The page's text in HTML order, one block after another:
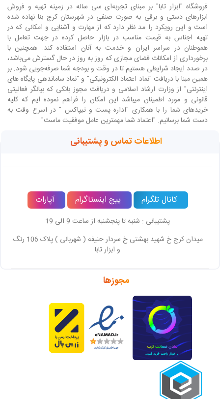
فروشگاه "ابزار تابا"بر مبنای تجربه‌ای سی ساله در زمینه تهیه و فروش
ابزارهای دستی و برقی به صورت صنفی در شهرستان کرج بنا نهاده شده
است و این رویکرد را مد نظر دارد که از مهارت و آشنایی و امکانی که در
تهیه اجناس به قیمت مناسب در بازار حاصل کرده در جهت تعامل با
هموطنان در سراسر ایران و خدمت به آنان استفاده کند. همچنین با
برخورداری از امکانات فضای مجازی که روز به روز در حال گسترش می‌باشد،
در صدد ایجاد شرایطی هستیم تا در وقت و بودجه شما صرفه‌جویی شود. بر
همین مبنا با دریافت "نماد اعتماد الکترونیکی" و "نماد ساماندهی پایگاه های
اینترنتی" از وزارت ارشاد اسلامی و دریافت مجوز بانکی که بیانگر فعالیتی
قانونی و مورد اطمینان میباشد این امکان را فراهم نموده ایم که کلیه
خریدهای شما را با همکاری "اداره پست و تیپاکس " در اسرع وقت به
دست شما برسانیم. "اعتماد شما مهمترین عامل موفقیت ماست"
اطلاعات تماس و پشتیبانی
کانال تلگرام پیج اینستاگرام آپارات
پشتیبانی : شنبه تا پنجشنبه از ساعت 9 الی 19
میدان کرج خ شهید بهشتی خ سردار حنیفه ( شهربانی ) پلاک 106 رنگ
و ابزار تابا
مجوزها